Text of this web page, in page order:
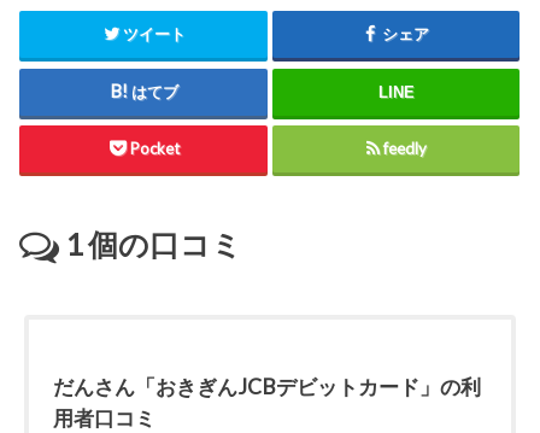
ツイート シェア
はてブ LINE
Pocket feedly
1個の口コミ
だんさん「おきぎんJCBデビットカード」の利
用者口コミ